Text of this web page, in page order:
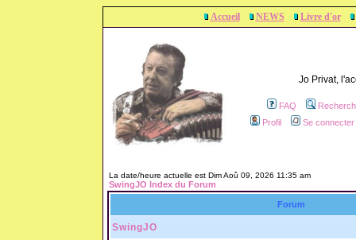
Accueil NEWS Livre d'or
Jo Privat,
FAQ
Profil
Se
La date/heure actuelle est Dim Aoû 09, 2026 11:35 am
SwingJO Index du Forum
Forum
SwingJO